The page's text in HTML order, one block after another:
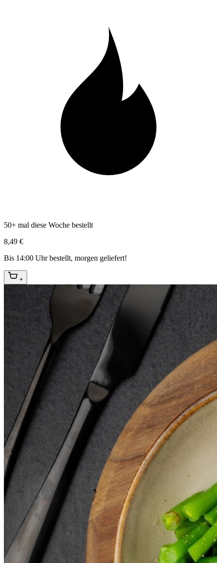
50+ mal diese Woche bestellt
8,49 €
Bis 14:00 Uhr bestellt, morgen geliefert!
+